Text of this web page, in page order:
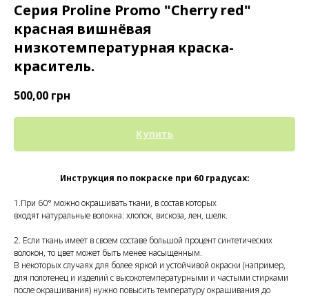
Серия Proline Promo "Cherry red"
красная вишнёвая
низкотемпературная краска-
краситель.
500,00 грн
Купить
Инструкция по покраске при 60 градусах:
1.При 60° можно окрашивать ткани, в состав которых
входят натуральные волокна: хлопок, вискоза, лен, шелк.
2. Если ткань имеет в своем составе большой процент синтетических
волокон, то цвет может быть менее насыщенным.
В некоторых случаях для более яркой и устойчивой окраски (например,
для полотенец и изделий с высокотемпературными и частыми стирками
после окрашивания) нужно повысить температуру окрашивания до